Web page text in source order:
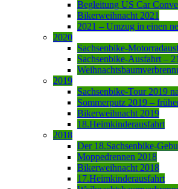
Begleitung US Car
Bikerweihnacht 2021
2021 – Umzug in einen
2020
Sachsenbike-
Sachsenbike-Ausfahrt –
2019
Sachsenbike-Tour 2019
Sommerputz 2019 –
Bikerweihnacht 2019
18.Heimkinderausfahrt
2018
Der 18.Sachsenbike-
Moppedrennen 2018
Bikerweihnacht 2018
17.Heimkinderausfahrt